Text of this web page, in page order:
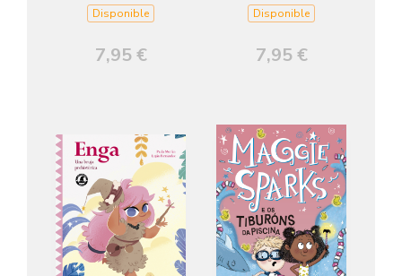
Disponible
7,95 €
Disponible
7,95 €